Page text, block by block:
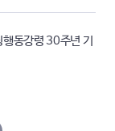
동강령 30주년 기